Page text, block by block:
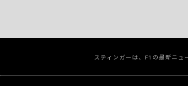
スティンガーは、F1の最新ニ